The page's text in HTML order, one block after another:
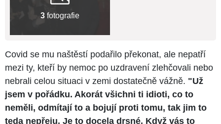
3 fotografie
Covid se mu naštěstí podařilo překonat, ale nepatří
mezi ty, kteří by nemoc po uzdravení zlehčovali nebo
nebrali celou situaci v zemi dostatečně vážně. "Už
jsem v pořádku. Akorát všichni ti idioti, co to
neměli, odmítají to a bojují proti tomu, tak jim to
teda nepřeju. Je to docela drsné. Když vás to